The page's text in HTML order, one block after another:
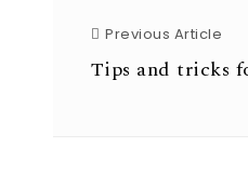
Previous Article
Tips and tricks